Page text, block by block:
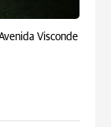
Visconde